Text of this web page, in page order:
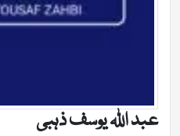
عبد اللہ یوسف ذہبی